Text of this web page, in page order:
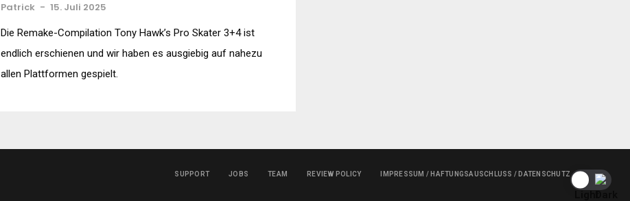
Patrick - 15. Juli 2025
Die Remake-Compilation Tony Hawk’s Pro Skater 3+4 ist
endlich erschienen und wir haben es ausgiebig auf nahezu
allen Plattformen gespielt.
SUPPORT JOBS TEAM REVIEW POLICY IMPRESSUM / HAFTUNGSAUSCHLUSS / DATENSCHUTZ